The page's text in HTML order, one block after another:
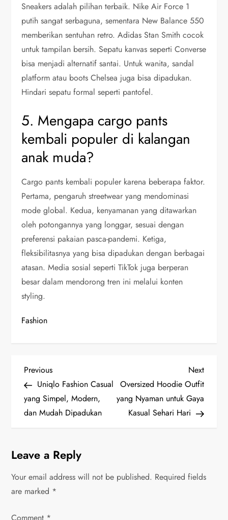
Sneakers adalah pilihan terbaik. Nike Air Force 1
putih sangat serbaguna, sementara New Balance 550
memberikan sentuhan retro. Adidas Stan Smith cocok
untuk tampilan bersih. Sepatu kanvas seperti Converse
bisa menjadi alternatif santai. Untuk wanita, sandal
platform atau boots Chelsea juga bisa dipadukan.
Hindari sepatu formal seperti pantofel.
5. Mengapa cargo pants
kembali populer di kalangan
anak muda?
Cargo pants kembali populer karena beberapa faktor.
Pertama, pengaruh streetwear yang mendominasi
mode global. Kedua, kenyamanan yang ditawarkan
oleh potongannya yang longgar, sesuai dengan
preferensi pakaian pasca-pandemi. Ketiga,
fleksibilitasnya yang bisa dipadukan dengan berbagai
atasan. Media sosial seperti TikTok juga berperan
besar dalam mendorong tren ini melalui konten
styling.
Fashion
P
o
s
n
a
Previous
Post
Previous
Uniqlo Fashion Casual
yang Simpel, Modern,
dan Mudah Dipadukan
Next
Post
Next
Oversized Hoodie Outfit
yang Nyaman untuk Gaya
Kasual Sehari Hari
Leave a Reply
Your email address will not be published. Required fields
are marked *